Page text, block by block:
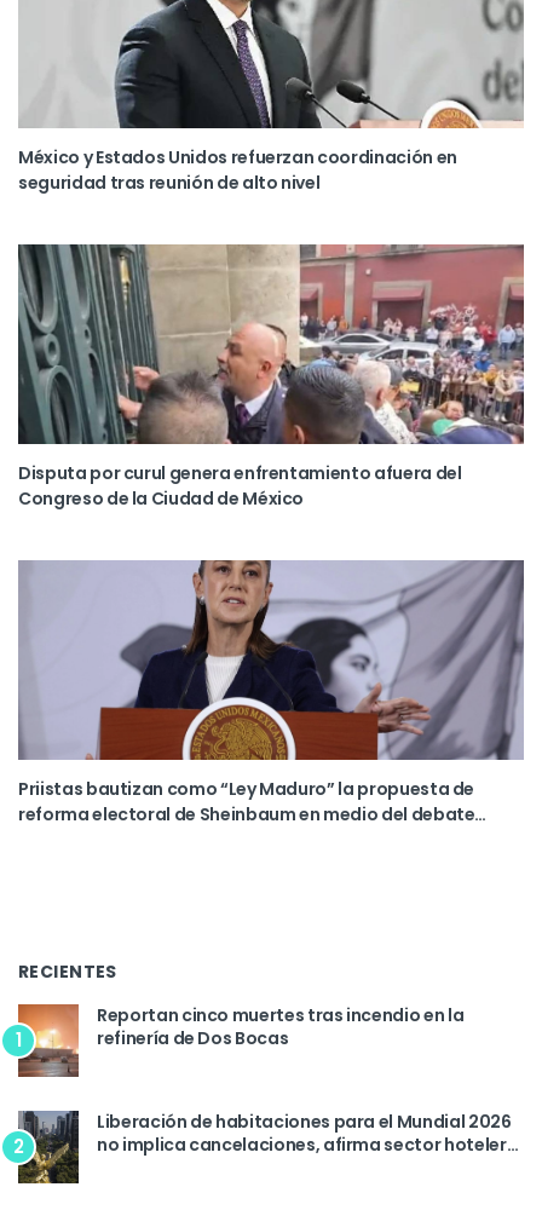
México y Estados Unidos refuerzan coordinación en
seguridad tras reunión de alto nivel
Disputa por curul genera enfrentamiento afuera del
Congreso de la Ciudad de México
Priistas bautizan como “Ley Maduro” la propuesta de
reforma electoral de Sheinbaum en medio del debate
RECIENTES
1
Reportan cinco muertes tras incendio en la
refinería de Dos Bocas
2
Liberación de habitaciones para el Mundial 2026
no implica cancelaciones, afirma sector hotelero